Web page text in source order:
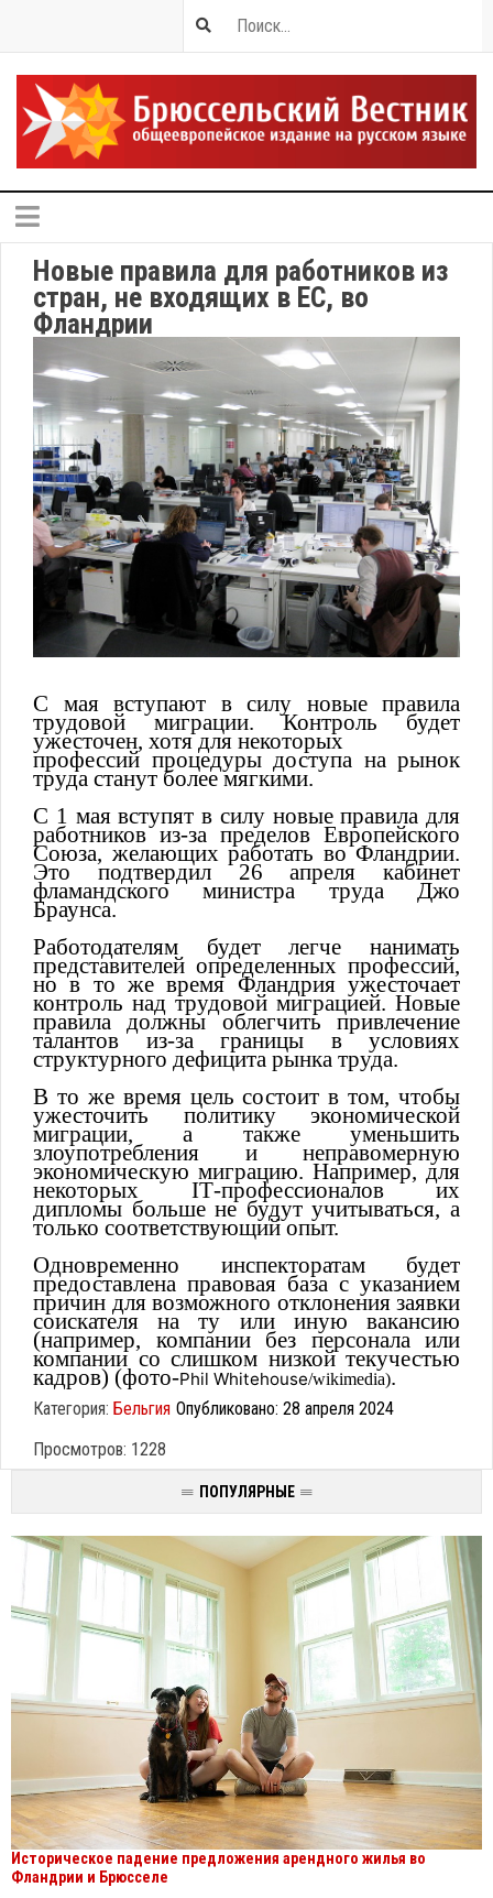
ПОПУЛЯРНЫЕ
Историческое падение предложения арендного жилья во
Фландрии и Брюсселе
Новые правила для работников из
стран, не входящих в ЕС, во
Фландрии
С мая вступают в силу новые правила
трудовой миграции. Контроль будет
ужесточен, хотя для некоторых
профессий процедуры доступа на рынок
труда станут более мягкими.
С 1 мая вступят в силу новые правила для
работников из-за пределов Европейского
Союза, желающих работать во Фландрии.
Это подтвердил 26 апреля кабинет
фламандского министра труда Джо
Браунса.
Работодателям будет легче нанимать
представителей определенных профессий,
но в то же время Фландрия ужесточает
контроль над трудовой миграцией. Новые
правила должны облегчить привлечение
талантов из-за границы в условиях
структурного дефицита рынка труда.
В то же время цель состоит в том, чтобы
ужесточить политику экономической
миграции, а также уменьшить
злоупотребления и неправомерную
экономическую миграцию. Например, для
некоторых IТ-профессионалов их
дипломы больше не будут учитываться, а
только соответствующий опыт.
Одновременно инспекторатам будет
предоставлена правовая база с указанием
причин для возможного отклонения заявки
соискателя на ту или иную вакансию
(например, компании без персонала или
компании со слишком низкой текучестью
кадров) (фото-Phil Whitehouse/wikimedia).
Категория: Бельгия Опубликовано: 28 апреля 2024
Просмотров: 1228